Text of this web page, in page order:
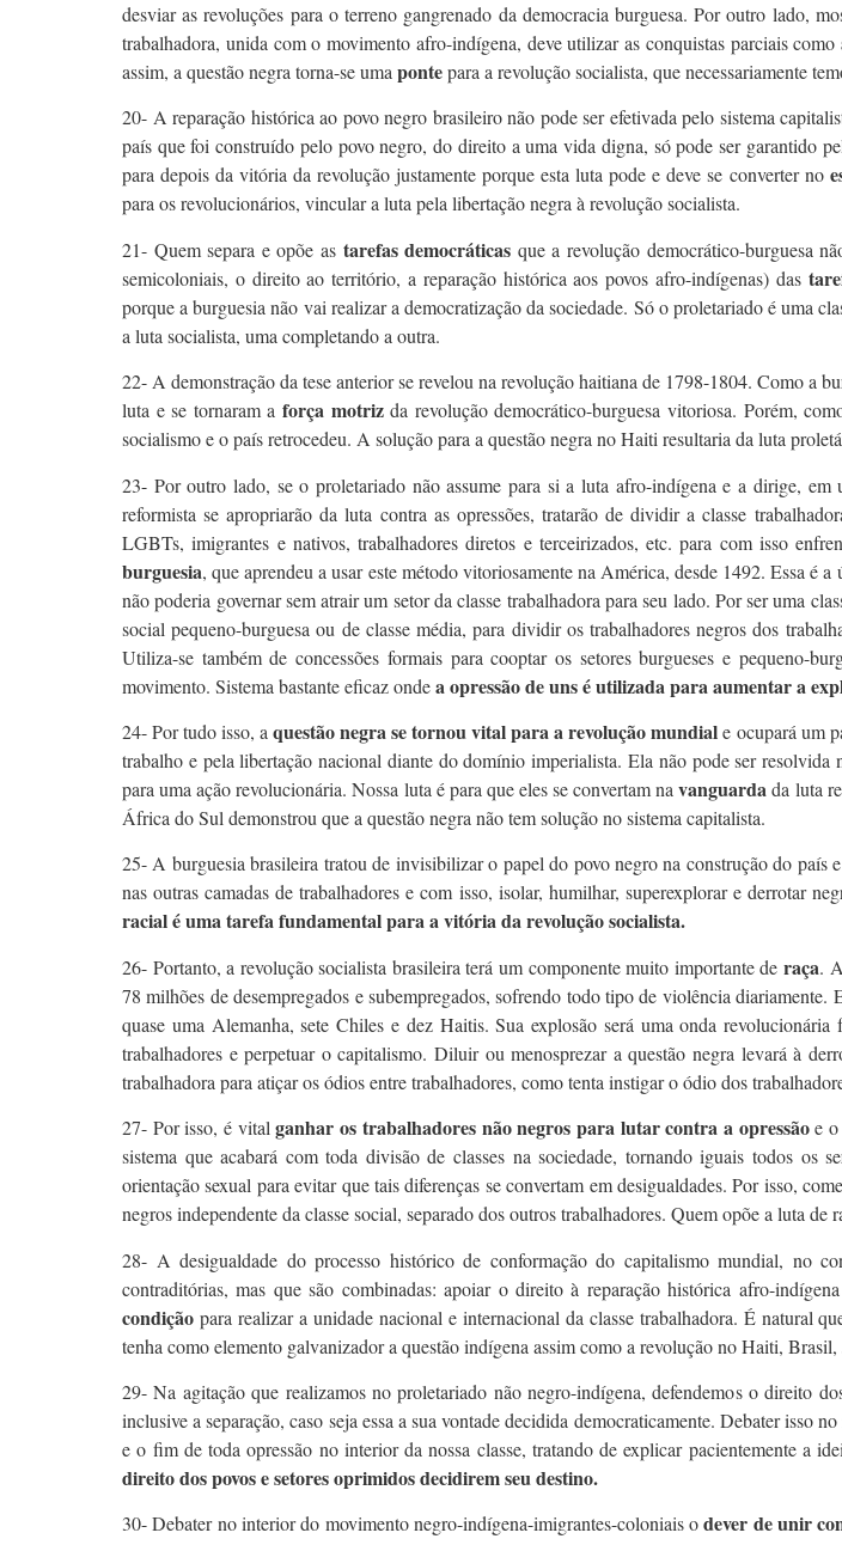
desviar as revoluções para o terreno gangrenado da democracia burguesa. Por outro lado,
trabalhadora, unida com o movimento afro-indígena, deve utilizar as conquistas parciais como
assim, a questão negra torna-se uma pontepara a revolução socialista, que necessariamente
20- A reparação histórica ao povo negro brasileiro não pode ser efetivada pelo sistema
país que foi construído pelo povo negro, do direito a uma vida digna, só pode ser garantido
para depois da vitória da revolução justamente porque esta luta pode e deve se converter no
para os revolucionários, vincular a luta pela libertação negra à revolução socialista.
21- Quem separa e opõe as tarefas democráticas que a revolução democrático-burguesa
semicoloniais, o direito ao território, a reparação histórica aos povos afro-indígenas) das
porque a burguesia não vai realizar a democratização da sociedade. Só o proletariado é uma
a luta socialista, uma completando a outra.
22- A demonstração da tese anterior se revelou na revolução haitiana de 1798-1804. Como a
luta e se tornaram aforça motrizda revolução democrático-burguesa vitoriosa. Porém,
socialismo e o país retrocedeu. A solução para a questão negra no Haiti resultaria da luta
23- Por outro lado, se o proletariado não assume para si a luta afro-indígena e a dirige,
reformista se apropriarão da luta contra as opressões, tratarão de dividir a classe
LGBTs, imigrantes e nativos, trabalhadores diretos e terceirizados, etc. para com isso
burguesia, que aprendeu a usar este método vitoriosamente na América, desde 1492. Essa é
não poderia governar sem atrair um setor da classe trabalhadora para seu lado. Por ser uma
social pequeno-burguesa ou de classe média, para dividir os trabalhadores negros dos
Utiliza-se também de concessões formais para cooptar os setores burgueses e pequeno-
movimento. Sistema bastante eficaz ondea opressão de uns é utilizada para aumentar a
24- Por tudo isso, aquestão negra se tornou vital para a revolução mundiale ocupará um
trabalho e pela libertação nacional diante do domínio imperialista. Ela não pode ser resolvida
para uma ação revolucionária. Nossa luta é para que eles se convertam navanguardada luta
África do Sul demonstrou que a questão negra não tem solução no sistema capitalista.
25- A burguesia brasileira tratou de invisibilizar o papel do povo negro na construção do
nas outras camadas de trabalhadores e com isso, isolar, humilhar, superexplorar e derrotar
racial é uma tarefa fundamental para a vitória da revolução socialista.
26- Portanto, a revolução socialista brasileira terá um componente muito importante de raça.
78 milhões de desempregados e subempregados, sofrendo todo tipo de violência
quase uma Alemanha, sete Chiles e dez Haitis. Sua explosão será uma onda
trabalhadores e perpetuar o capitalismo. Diluir ou menosprezar a questão negra levará à
trabalhadora para atiçar os ódios entre trabalhadores, como tenta instigar o ódio dos
27- Por isso, é vitalganhar os trabalhadores não negros para lutar contra a opressãoe o
sistema que acabará com toda divisão de classes na sociedade, tornando iguais todos os
orientação sexual para evitar que tais diferenças se convertam em desigualdades. Por isso,
negros independente da classe social, separado dos outros trabalhadores. Quem opõe a luta
28- A desigualdade do processo histórico de conformação do capitalismo mundial, no
contraditórias, mas que são combinadas: apoiar o direito à reparação histórica afro-
condição para realizar a unidade nacional e internacional da classe trabalhadora. É natural
tenha como elemento galvanizador a questão indígena assim como a revolução no Haiti,
29- Na agitação que realizamos no proletariado não negro-indígena, defendemos o direito
inclusive a separação, caso seja essa a sua vontade decidida democraticamente. Debater
e o fim de toda opressão no interior da nossa classe, tratando de explicar pacientemente a
direito dos povos e setores oprimidos decidirem seu destino.
30- Debater no interior do movimento negro-indígena-imigrantes-coloniais odever de unir